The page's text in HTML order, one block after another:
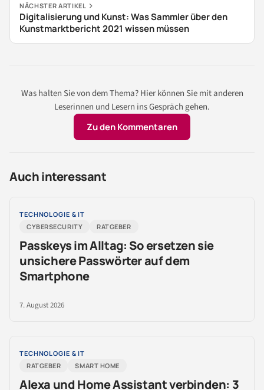
NÄCHSTER ARTIKEL
Digitalisierung und Kunst: Was Sammler über den
Kunstmarktbericht 2021 wissen müssen
Was halten Sie von dem Thema? Hier können Sie mit anderen
Leserinnen und Lesern ins Gespräch gehen.
Zu den Kommentaren
Auch interessant
TECHNOLOGIE & IT
CYBERSECURITY
RATGEBER
Passkeys im Alltag: So ersetzen sie
unsichere Passwörter auf dem
Smartphone
7. August 2026
TECHNOLOGIE & IT
RATGEBER
SMART HOME
Alexa und Home Assistant verbinden: 3